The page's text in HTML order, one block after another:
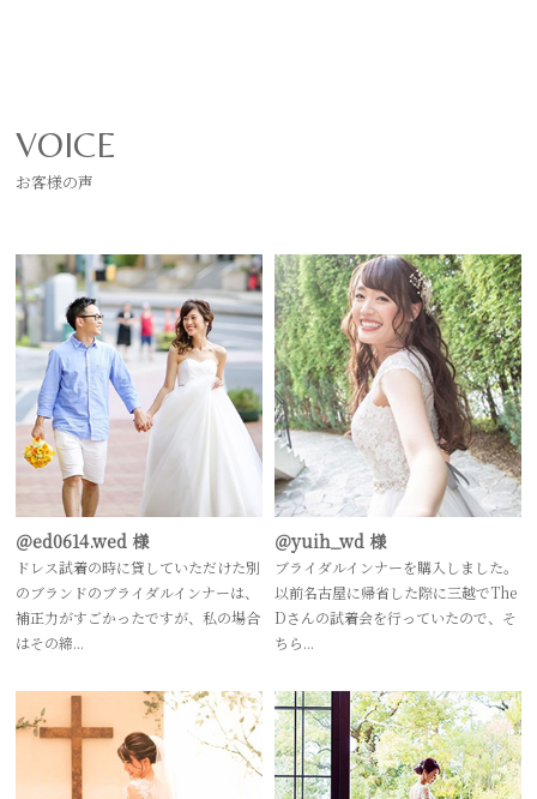
VOICE
お客様の声
＠ed0614.wed 様
ドレス試着の時に貸していただけた別
のブランドのブライダルインナーは、
補正力がすごかったですが、私の場合
はその締...
＠yuih_wd 様
ブライダルインナーを購入しました。
以前名古屋に帰省した際に三越でThe
Dさんの試着会を行っていたので、そ
ちら...